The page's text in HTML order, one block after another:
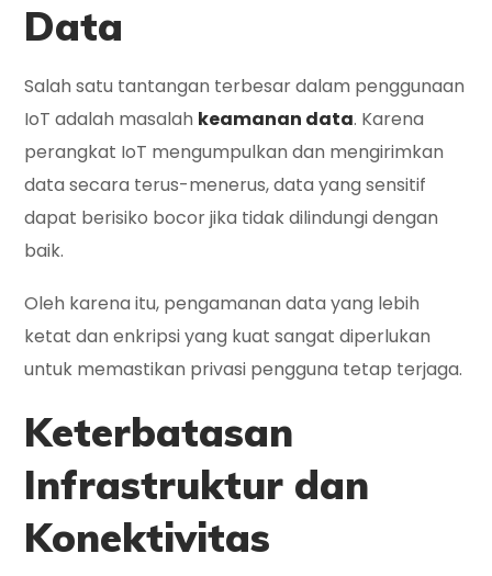
Data
Salah satu tantangan terbesar dalam penggunaan
IoT adalah masalah keamanan data. Karena
perangkat IoT mengumpulkan dan mengirimkan
data secara terus-menerus, data yang sensitif
dapat berisiko bocor jika tidak dilindungi dengan
baik.
Oleh karena itu, pengamanan data yang lebih
ketat dan enkripsi yang kuat sangat diperlukan
untuk memastikan privasi pengguna tetap terjaga.
Keterbatasan
Infrastruktur dan
Konektivitas